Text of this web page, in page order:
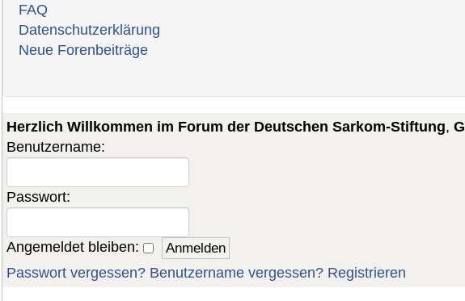
FAQ
Datenschutzerklärung
Neue Forenbeiträge
Herzlich Willkommen im Forum der Deutschen Sarkom-Stiftung,
Benutzername:
Passwort:
Angemeldet bleiben:
Passwort vergessen? Benutzername vergessen? Registrieren